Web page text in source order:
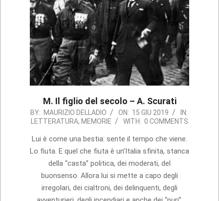
M. Il figlio del secolo – A. Scurati
2019-
06-
15
BY: MAURIZIO DELLADIO ON: 15 GIU 2019
IN:
LETTERATURA, MEMORIE WITH: 0 COMMENTS
Lui è come una bestia: sente il tempo che viene.
Lo fiuta. E quel che fiuta è un’Italia sfinita, stanca
della “casta” politica, dei moderati, del
buonsenso. Allora lui si mette a capo degli
irregolari, dei cialtroni, dei delinquenti, degli